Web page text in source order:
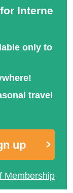
Interne
only to
travel
up
Membership